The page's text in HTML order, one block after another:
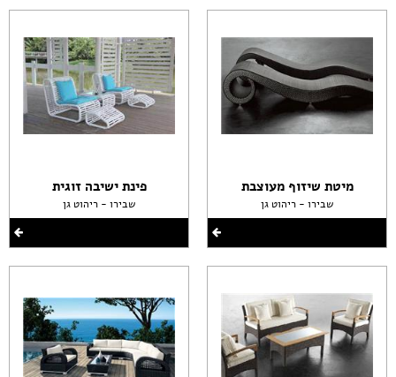
מיטת שיזוף מעוצבת
שבירו - ריהוט גן
פינת ישיבה זוגית
שבירו - ריהוט גן